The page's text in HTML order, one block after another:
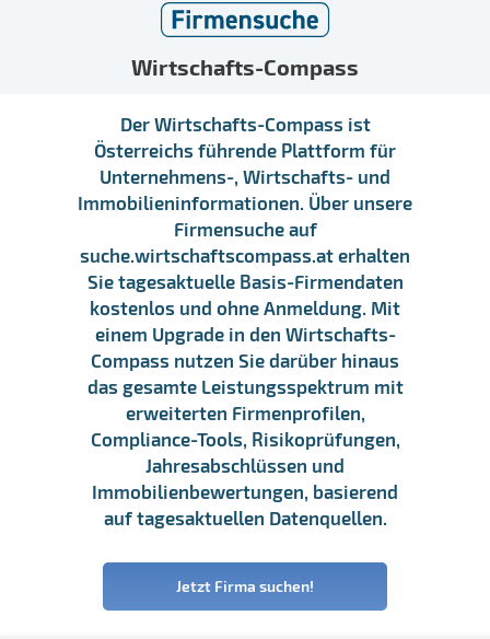
Wirtschafts-Compass
Der Wirtschafts-Compass ist
Österreichs führende Plattform für
Unternehmens-, Wirtschafts- und
Immobilieninformationen. Über unsere
Firmensuche auf
suche.wirtschaftscompass.at erhalten
Sie tagesaktuelle Basis-Firmendaten
kostenlos und ohne Anmeldung. Mit
einem Upgrade in den Wirtschafts-
Compass nutzen Sie darüber hinaus
das gesamte Leistungsspektrum mit
erweiterten Firmenprofilen,
Compliance-Tools, Risikoprüfungen,
Jahresabschlüssen und
Immobilienbewertungen, basierend
auf tagesaktuellen Datenquellen.
Jetzt Firma suchen!